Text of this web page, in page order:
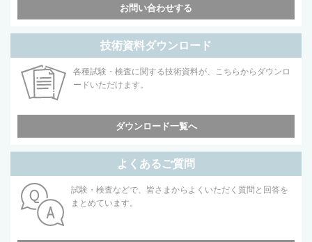
お問い合わせする
技術資料ダウンロード
各種試験・検査に関する技術資料が、こちらからダウンロ
ードいただけます。
ダウンロード一覧へ
よくあるご質問
試験・検査などで、皆さまからよくいただく質問と回答を
まとめています。